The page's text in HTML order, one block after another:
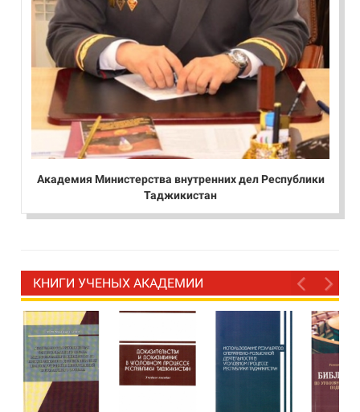
Академия Министерства внутренних дел Республики
Таджикистан
КНИГИ УЧЕНЫХ АКАДЕМИИ